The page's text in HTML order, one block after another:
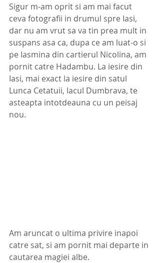
Sigur m-am oprit si am mai facut
ceva fotografii in drumul spre Iasi,
dar nu am vrut sa va tin prea mult in
suspans asa ca, dupa ce am luat-o si
pe Iasmina din cartierul Nicolina, am
pornit catre Hadambu. La iesire din
Iasi, mai exact la iesire din satul
Lunca Cetatuii, lacul Dumbrava, te
asteapta intotdeauna cu un peisaj
nou.
Am aruncat o ultima privire inapoi
catre sat, si am pornit mai departe in
cautarea magiei albe.